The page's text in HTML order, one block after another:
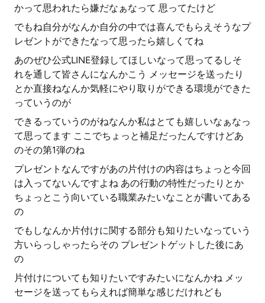
かって思われたら嫌だなぁなって 思ってたけど
でもね自分がなんか自分の中では喜んでもらえそうなプ
レゼントができたなって思ったら嬉しくてね
あのぜひ公式LINE登録してほしいなって思ってるしそ
れを通して皆さんになんかこう メッセージを送ったり
とか直接ねなんか気軽にやり取りができる環境ができた
っていうのが
できるっていうのがねなんか私はとても嬉しいなぁなっ
て思ってます ここでちょっと補足だったんですけどあ
のその第1弾のね
プレゼントなんですがあの片付けの内容はちょっと今回
は入ってないんですよね あの行動の特性だったりとか
ちょっとこう向いている職業みたいなことが書いてある
の
でもしなんか片付けに関する部分も知りたいなっていう
方いらっしゃったらその プレゼントゲットした後にあ
の
片付けについても知りたいですみたいになんかね メッ
セージを送ってもらえれば簡単な感じだけれども